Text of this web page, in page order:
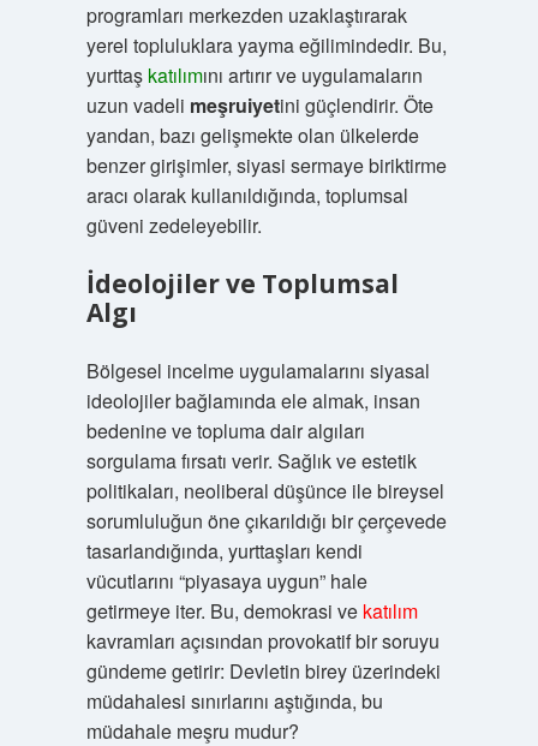
programları merkezden uzaklaştırarak
yerel topluluklara yayma eğilimindedir. Bu,
yurttaş katılımını artırır ve uygulamaların
uzun vadeli meşruiyetini güçlendirir. Öte
yandan, bazı gelişmekte olan ülkelerde
benzer girişimler, siyasi sermaye biriktirme
aracı olarak kullanıldığında, toplumsal
güveni zedeleyebilir.
İdeolojiler ve Toplumsal
Algı
Bölgesel incelme uygulamalarını siyasal
ideolojiler bağlamında ele almak, insan
bedenine ve topluma dair algıları
sorgulama fırsatı verir. Sağlık ve estetik
politikaları, neoliberal düşünce ile bireysel
sorumluluğun öne çıkarıldığı bir çerçevede
tasarlandığında, yurttaşları kendi
vücutlarını “piyasaya uygun” hale
getirmeye iter. Bu, demokrasi ve katılım
kavramları açısından provokatif bir soruyu
gündeme getirir: Devletin birey üzerindeki
müdahalesi sınırlarını aştığında, bu
müdahale meşru mudur?